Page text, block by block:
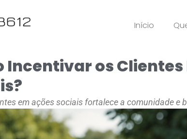
Início
Incentivar os
em ações sociais fortalece a comunidade e